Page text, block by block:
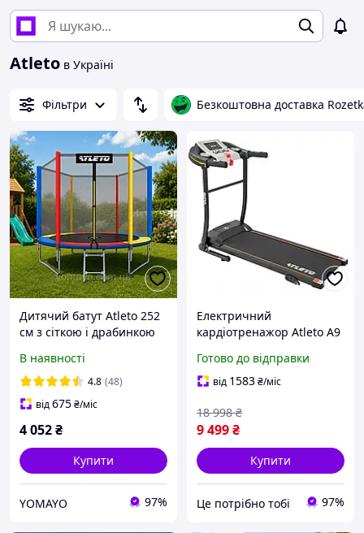
Atleto в Україні
Фільтри Безкоштовна доставка
Дитячий батут Atleto 252
см з сіткою і драбинкою
дому, саду, дитячої
кімнати
В наявності
4.8 (48)
від675₴/міс
4 052₴
Купити
YOMAYO 97%
Електричний
кардіотренажор Atleto A9
тренувань механічним
нахилом і підтримко+
Готово до відправки
від 1583₴/міс
9 499₴
18 998 ₴
Купити
Це потрібно тобі 97%